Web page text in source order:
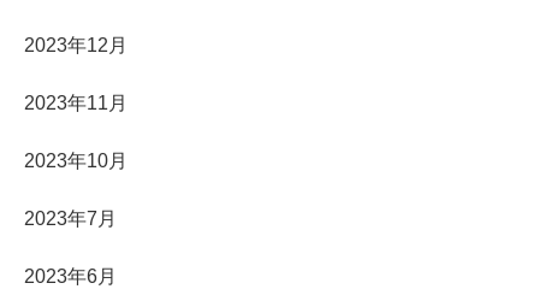
2023年12月
2023年11月
2023年10月
2023年7月
2023年6月